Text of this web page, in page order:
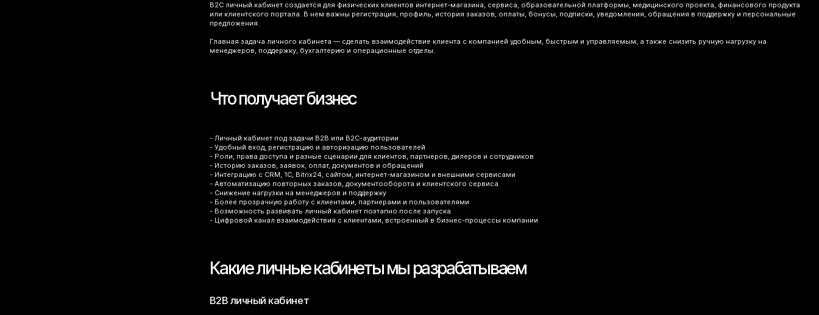
B2C личный кабинет создается для физических клиентов интернет-магазина, сервиса, образовательной платформы, медицинского проекта, финансового продукта
или клиентского портала. В нем важны регистрация, профиль, история заказов, оплаты, бонусы, подписки, уведомления, обращения в поддержку и персональные
предложения.
Главная задача личного кабинета — сделать взаимодействие клиента с компанией удобным, быстрым и управляемым, а также снизить ручную нагрузку на
менеджеров, поддержку, бухгалтерию и операционные отделы.
Что получает бизнес
- Личный кабинет под задачи B2B или B2C-аудитории
- Удобный вход, регистрацию и авторизацию пользователей
- Роли, права доступа и разные сценарии для клиентов, партнеров, дилеров и сотрудников
- Историю заказов, заявок, оплат, документов и обращений
- Интеграцию с CRM, 1С, Bitrix24, сайтом, интернет-магазином и внешними сервисами
- Автоматизацию повторных заказов, документооборота и клиентского сервиса
- Снижение нагрузки на менеджеров и поддержку
- Более прозрачную работу с клиентами, партнерами и пользователями
- Возможность развивать личный кабинет поэтапно после запуска
- Цифровой канал взаимодействия с клиентами, встроенный в бизнес-процессы компании
Какие личные кабинеты мы разрабатываем
B2B личный кабинет